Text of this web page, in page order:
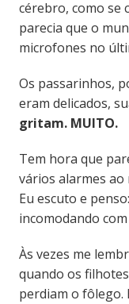
cérebro, como se
parecia que o
microfones no
Os passarinhos,
eram delicados,
gritam. MUITO.
Tem hora que
vários alarmes ao
Eu escuto e
incomodando com
Às vezes me
quando os
perdiam o fôlego.